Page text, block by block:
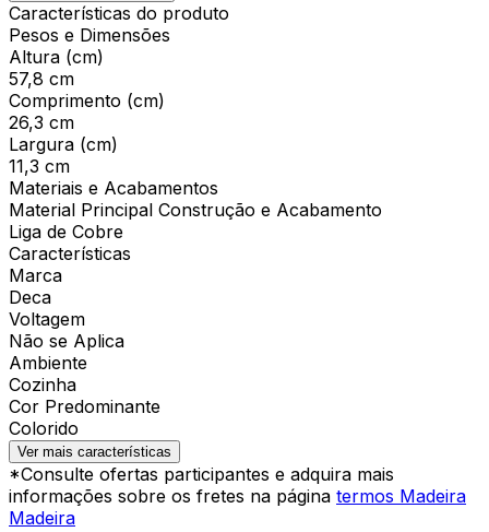
Características do produto
Pesos e Dimensões
Altura (cm)
57,8 cm
Comprimento (cm)
26,3 cm
Largura (cm)
11,3 cm
Materiais e Acabamentos
Material Principal Construção e Acabamento
Liga de Cobre
Características
Marca
Deca
Voltagem
Não se Aplica
Ambiente
Cozinha
Cor Predominante
Colorido
Ver mais características
*Consulte ofertas participantes e adquira mais
informações sobre os fretes na página termos Madeira
Madeira